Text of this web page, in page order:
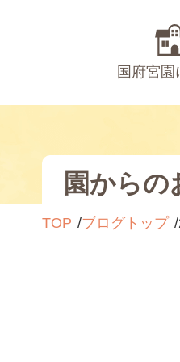
国府宮園
園からの
TOP ブログトップ